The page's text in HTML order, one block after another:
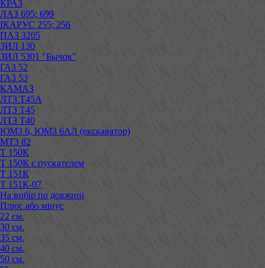
КРАЗ
ЛАЗ 695; 699
ІКАРУС 255; 256
ПАЗ 3205
ЗИЛ 130
ЗИЛ 5301 "Бычок"
ГАЗ 52
ГАЗ 53
КАМАЗ
ЛТЗ Т45А
ЛТЗ Т45
ЛТЗ Т40
ЮМЗ 6, ЮМЗ 6АЛ (екскаватор)
МТЗ 82
Т 150К
Т 150К с пускателем
Т 151К
Т 151К-07
На вибір по довжині
Плюс або мінус
22 см.
30 см.
35 см.
40 см.
50 см.